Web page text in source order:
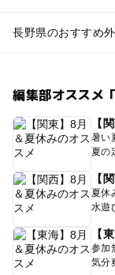
長野県のおすすめ
編集部オススメ
【
暑い
夏の
【
夏休
水遊
【
参加
気分